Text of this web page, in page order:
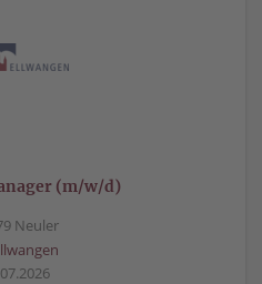
(m/w/d)
Neuler